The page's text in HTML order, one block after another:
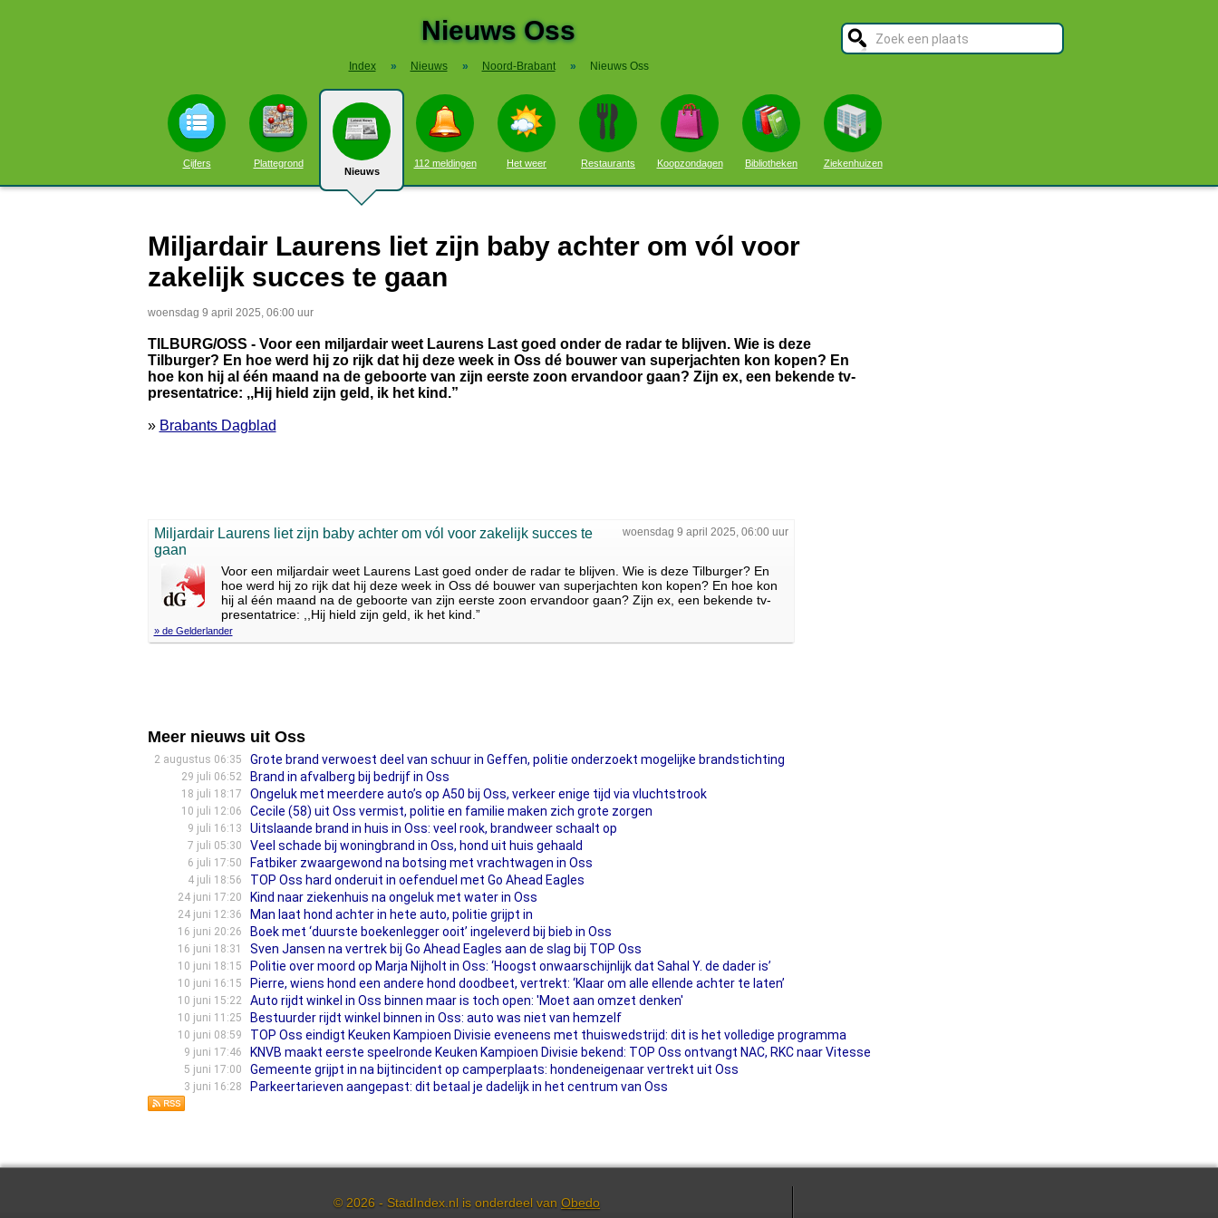
Nieuws Oss
Index » Nieuws » Noord-Brabant » Nieuws Oss
Cijfers Plattegrond
Nieuws
112 meldingen Het weer Restaurants Koopzondagen Bibliotheken Ziekenhuizen
Miljardair Laurens liet zijn baby achter om vól voor
zakelijk succes te gaan
woensdag 9 april 2025, 06:00 uur
TILBURG/OSS - Voor een miljardair weet Laurens Last goed onder de radar te blijven. Wie is deze
Tilburger? En hoe werd hij zo rijk dat hij deze week in Oss dé bouwer van superjachten kon kopen? En
hoe kon hij al één maand na de geboorte van zijn eerste zoon ervandoor gaan? Zijn ex, een bekende tv-
presentatrice: ,,Hij hield zijn geld, ik het kind.”
» Brabants Dagblad
woensdag 9 april 2025, 06:00 uur
Miljardair Laurens liet zijn baby achter om vól voor zakelijk succes te
gaan
Voor een miljardair weet Laurens Last goed onder de radar te blijven. Wie is deze Tilburger? En
hoe werd hij zo rijk dat hij deze week in Oss dé bouwer van superjachten kon kopen? En hoe kon
hij al één maand na de geboorte van zijn eerste zoon ervandoor gaan? Zijn ex, een bekende tv-
presentatrice: ,,Hij hield zijn geld, ik het kind.”
» de Gelderlander
Meer nieuws uit Oss
2 augustus 06:35 Grote brand verwoest deel van schuur in Geffen, politie onderzoekt mogelijke brandstichting
29 juli 06:52 Brand in afvalberg bij bedrijf in Oss
18 juli 18:17 Ongeluk met meerdere auto’s op A50 bij Oss, verkeer enige tijd via vluchtstrook
10 juli 12:06 Cecile (58) uit Oss vermist, politie en familie maken zich grote zorgen
9 juli 16:13 Uitslaande brand in huis in Oss: veel rook, brandweer schaalt op
7 juli 05:30 Veel schade bij woningbrand in Oss, hond uit huis gehaald
6 juli 17:50 Fatbiker zwaargewond na botsing met vrachtwagen in Oss
4 juli 18:56 TOP Oss hard onderuit in oefenduel met Go Ahead Eagles
24 juni 17:20 Kind naar ziekenhuis na ongeluk met water in Oss
24 juni 12:36 Man laat hond achter in hete auto, politie grijpt in
16 juni 20:26 Boek met ‘duurste boekenlegger ooit’ ingeleverd bij bieb in Oss
16 juni 18:31 Sven Jansen na vertrek bij Go Ahead Eagles aan de slag bij TOP Oss
10 juni 18:15 Politie over moord op Marja Nijholt in Oss: ‘Hoogst onwaarschijnlijk dat Sahal Y. de dader is’
10 juni 16:15 Pierre, wiens hond een andere hond doodbeet, vertrekt: ‘Klaar om alle ellende achter te laten’
10 juni 15:22 Auto rijdt winkel in Oss binnen maar is toch open: 'Moet aan omzet denken'
10 juni 11:25 Bestuurder rijdt winkel binnen in Oss: auto was niet van hemzelf
10 juni 08:59 TOP Oss eindigt Keuken Kampioen Divisie eveneens met thuiswedstrijd: dit is het volledige programma
9 juni 17:46 KNVB maakt eerste speelronde Keuken Kampioen Divisie bekend: TOP Oss ontvangt NAC, RKC naar Vitesse
5 juni 17:00 Gemeente grijpt in na bijtincident op camperplaats: hondeneigenaar vertrekt uit Oss
3 juni 16:28 Parkeertarieven aangepast: dit betaal je dadelijk in het centrum van Oss
© 2026 - StadIndex.nl is onderdeel van Obedo